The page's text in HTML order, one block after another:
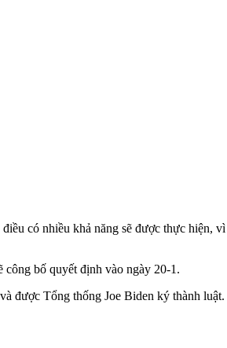
có nhiều khả năng sẽ được thực hiện,
bố quyết định vào ngày 20-1.
được Tổng thống Joe Biden ký thành